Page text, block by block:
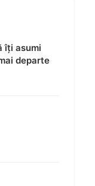
îți asumi
departe